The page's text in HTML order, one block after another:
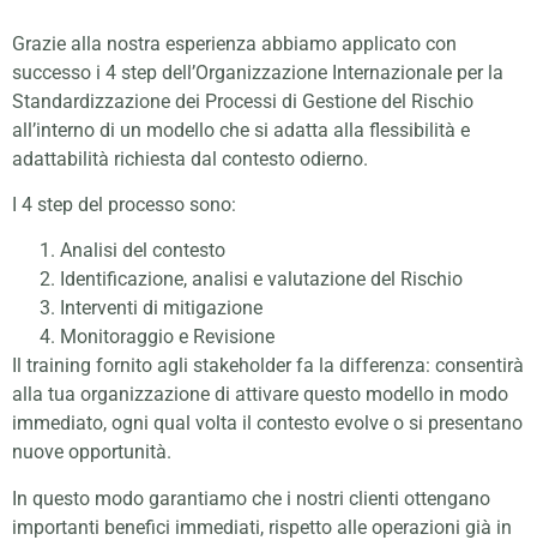
Grazie alla nostra esperienza abbiamo applicato con
successo i 4 step dell’Organizzazione Internazionale per la
Standardizzazione dei Processi di Gestione del Rischio
all’interno di un modello che si adatta alla flessibilità e
adattabilità richiesta dal contesto odierno.
I 4 step del processo sono:
Analisi del contesto
Identificazione, analisi e valutazione del Rischio
Interventi di mitigazione
Monitoraggio e Revisione
Il training fornito agli stakeholder fa la differenza: consentirà
alla tua organizzazione di attivare questo modello in modo
immediato, ogni qual volta il contesto evolve o si presentano
nuove opportunità.
In questo modo garantiamo che i nostri clienti ottengano
importanti benefici immediati, rispetto alle operazioni già in